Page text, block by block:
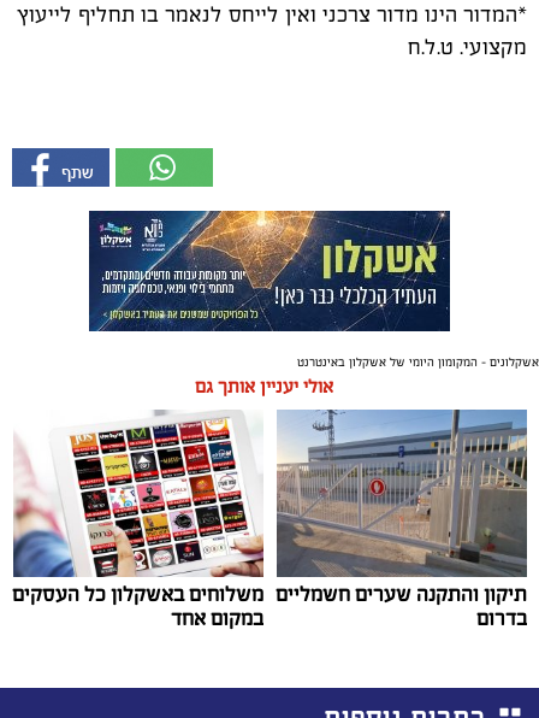
*המדור הינו מדור צרכני ואין לייחס לנאמר בו תחליף לייעוץ
מקצועי. ט.ל.ח
אשקלונים - המקומון היומי של אשקלון באינטרנט
אולי יעניין אותך גם
תיקון והתקנה שערים חשמליים
בדרום
משלוחים באשקלון כל העסקים
במקום אחד